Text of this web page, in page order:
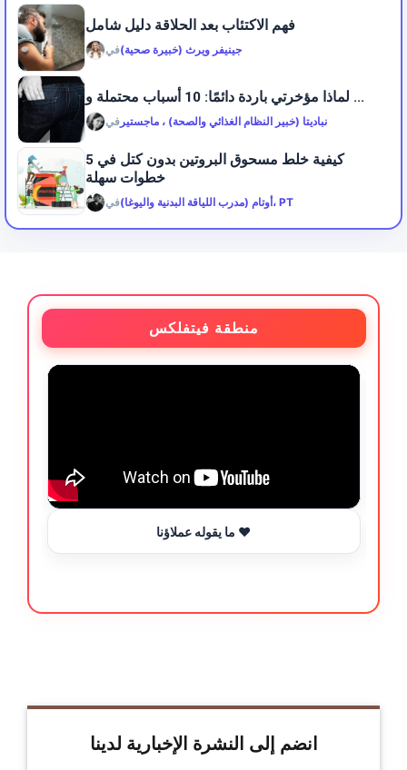
فهم الاكتئاب بعد الحلاقة دليل شامل
فيجينيفر ويرث (خبيرة صحية)
لماذا مؤخرتي باردة دائمًا: 10 أسباب محتملة و ...
في نباديتا (خبير النظام الغذائي والصحة) ، ماجستير
كيفية خلط مسحوق البروتين بدون كتل في 5
خطوات سهلة
في أوتام (مدرب اللياقة البدنية واليوغا)، PT
منطقة فيتفلكس
ما يقوله عملاؤنا ❤️
انضم إلى النشرة الإخبارية لدينا